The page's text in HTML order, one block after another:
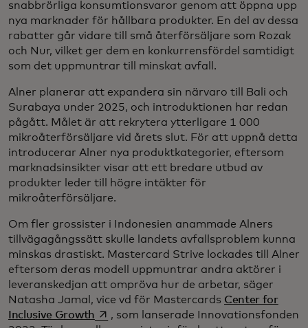
snabbrörliga konsumtionsvaror genom att öppna upp
nya marknader för hållbara produkter. En del av dessa
rabatter går vidare till små återförsäljare som Rozak
och Nur, vilket ger dem en konkurrensfördel samtidigt
som det uppmuntrar till minskat avfall.
Alner planerar att expandera sin närvaro till Bali och
Surabaya under 2025, och introduktionen har redan
pågått. Målet är att rekrytera ytterligare 1 000
mikroåterförsäljare vid årets slut. För att uppnå detta
introducerar Alner nya produktkategorier, eftersom
marknadsinsikter visar att ett bredare utbud av
produkter leder till högre intäkter för
mikroåterförsäljare.
Om fler grossister i Indonesien anammade Alners
tillvägagångssätt skulle landets avfallsproblem kunna
minskas drastiskt. Mastercard Strive lockades till Alner
eftersom deras modell uppmuntrar andra aktörer i
leveranskedjan att ompröva hur de arbetar, säger
Natasha Jamal, vice vd för Mastercards Center for
Inclusive Growthopens in a new tab
, som lanserade Innovationsfonden